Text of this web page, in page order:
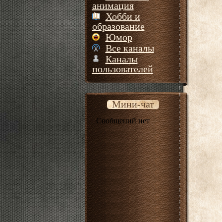
анимация
Хобби и
образование
Юмор
Все каналы
Каналы
пользователей
Мини-чат